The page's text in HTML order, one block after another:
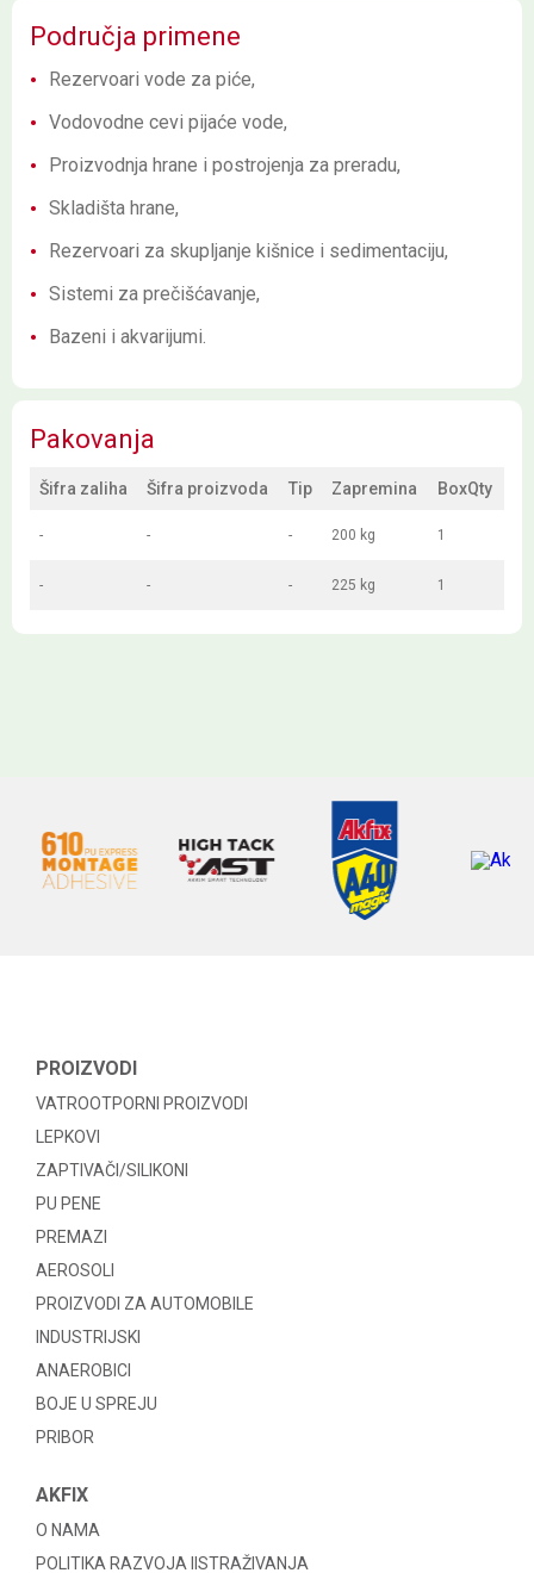
Područja primene
Rezervoari vode za piće,
Vodovodne cevi pijaće vode,
Proizvodnja hrane i postrojenja za preradu,
Skladišta hrane,
Rezervoari za skupljanje kišnice i sedimentaciju,
Sistemi za prečišćavanje,
Bazeni i akvarijumi.
Pakovanja
Šifra zaliha Šifra proizvoda Tip Zapremina BoxQty
- - - 200 kg 1
- - - 225 kg 1
PROIZVODI
VATROOTPORNI PROIZVODI
LEPKOVI
ZAPTIVAČI/SILIKONI
PU PENE
PREMAZI
AEROSOLI
PROIZVODI ZA AUTOMOBILE
INDUSTRIJSKI
ANAEROBICI
BOJE U SPREJU
PRIBOR
AKFIX
O NAMA
POLITIKA RAZVOJA IISTRAŽIVANJA